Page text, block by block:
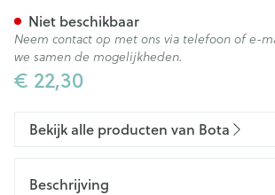
€ 22,30
Niet beschikbaar
Neem contact op met ons via telefoon of e-
we samen de mogelijkheden.
Bekijk alle producten van Bota
Beschrijving